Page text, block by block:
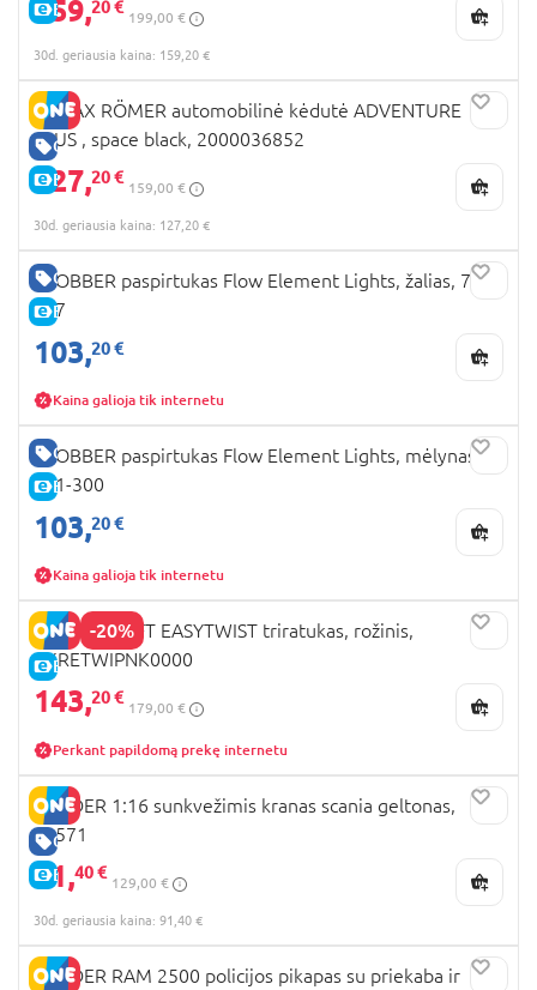
E-KAINA
159,20 €
199,00 €
30d. geriausia kaina: 159,20 €
GERA KAINA
E-KAINA
BRITAX RÖMER automobilinė kėdutė ADVENTURE
PLUS , space black, 2000036852
127,20 €
159,00 €
30d. geriausia kaina: 127,20 €
GERA KAINA
E-KAINA
GLOBBER paspirtukas Flow Element Lights, žalias, 721-
307
103,20 €
Kaina galioja tik internetu
GERA KAINA
E-KAINA
GLOBBER paspirtukas Flow Element Lights, mėlynas,
721-300
103,20 €
Kaina galioja tik internetu
-20%
E-KAINA
KINDERKRAFT EASYTWIST triratukas, rožinis,
KKRETWIPNK0000
143,20 €
179,00 €
Perkant papildomą prekę internetu
GERA KAINA
E-KAINA
BRUDER 1:16 sunkvežimis kranas scania geltonas,
03571
91,40 €
129,00 €
30d. geriausia kaina: 91,40 €
BRUDER RAM 2500 policijos pikapas su priekaba ir